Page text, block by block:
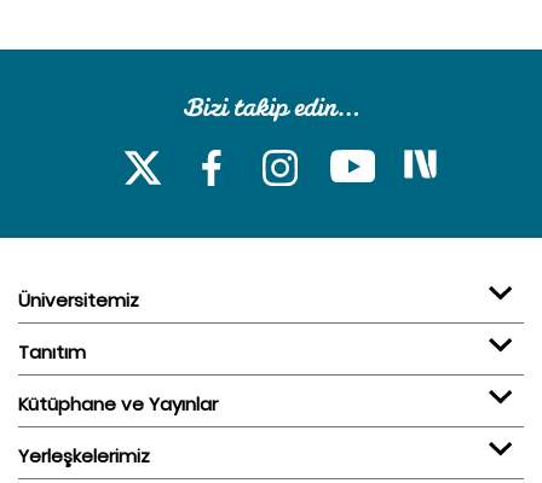
Üniversitemiz
Tanıtım
Kütüphane ve Yayınlar
Yerleşkelerimiz